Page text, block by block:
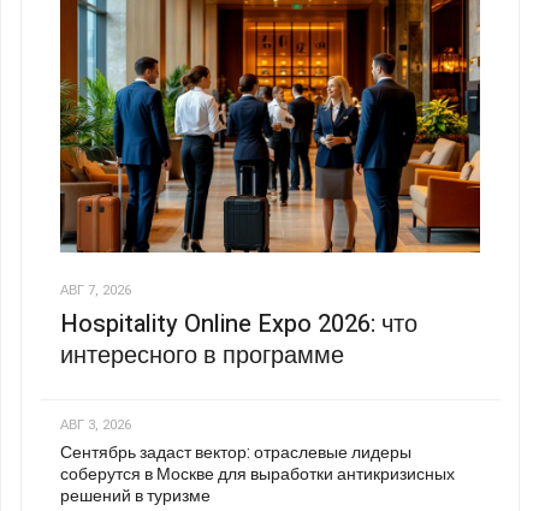
АВГ 7, 2026
Hospitality Online Expo 2026: что
интересного в программе
АВГ 3, 2026
Сентябрь задаст вектор: отраслевые лидеры
соберутся в Москве для выработки антикризисных
решений в туризме